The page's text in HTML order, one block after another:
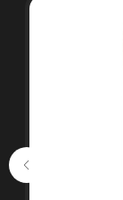
+375
ООО
Минск пр-т
692071529,